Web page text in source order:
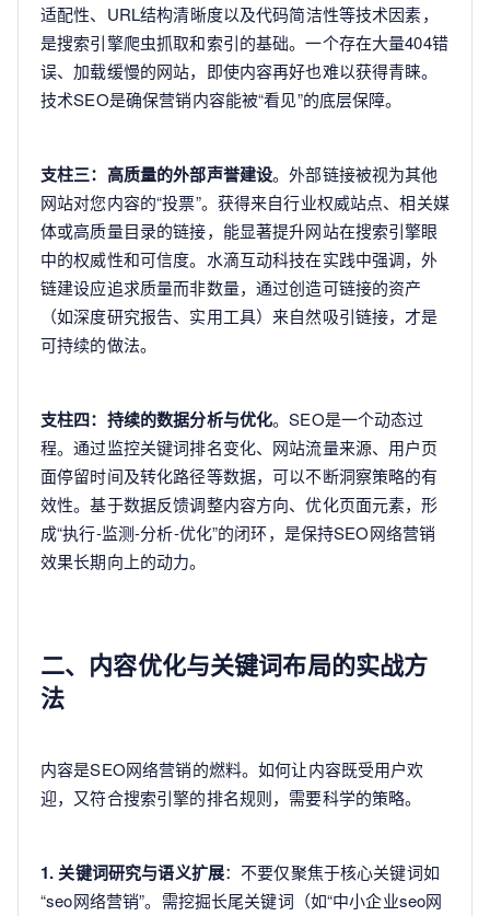
适配性、URL结构清晰度以及代码简洁性等技术因素，
是搜索引擎爬虫抓取和索引的基础。一个存在大量404错
误、加载缓慢的网站，即使内容再好也难以获得青睐。
技术SEO是确保营销内容能被“看见”的底层保障。
支柱三：高质量的外部声誉建设。外部链接被视为其他
网站对您内容的“投票”。获得来自行业权威站点、相关媒
体或高质量目录的链接，能显著提升网站在搜索引擎眼
中的权威性和可信度。水滴互动科技在实践中强调，外
链建设应追求质量而非数量，通过创造可链接的资产
（如深度研究报告、实用工具）来自然吸引链接，才是
可持续的做法。
支柱四：持续的数据分析与优化。SEO是一个动态过
程。通过监控关键词排名变化、网站流量来源、用户页
面停留时间及转化路径等数据，可以不断洞察策略的有
效性。基于数据反馈调整内容方向、优化页面元素，形
成“执行-监测-分析-优化”的闭环，是保持SEO网络营销
效果长期向上的动力。
二、内容优化与关键词布局的实战方
法
内容是SEO网络营销的燃料。如何让内容既受用户欢
迎，又符合搜索引擎的排名规则，需要科学的策略。
1. 关键词研究与语义扩展：不要仅聚焦于核心关键词如
“seo网络营销”。需挖掘长尾关键词（如“中小企业seo网